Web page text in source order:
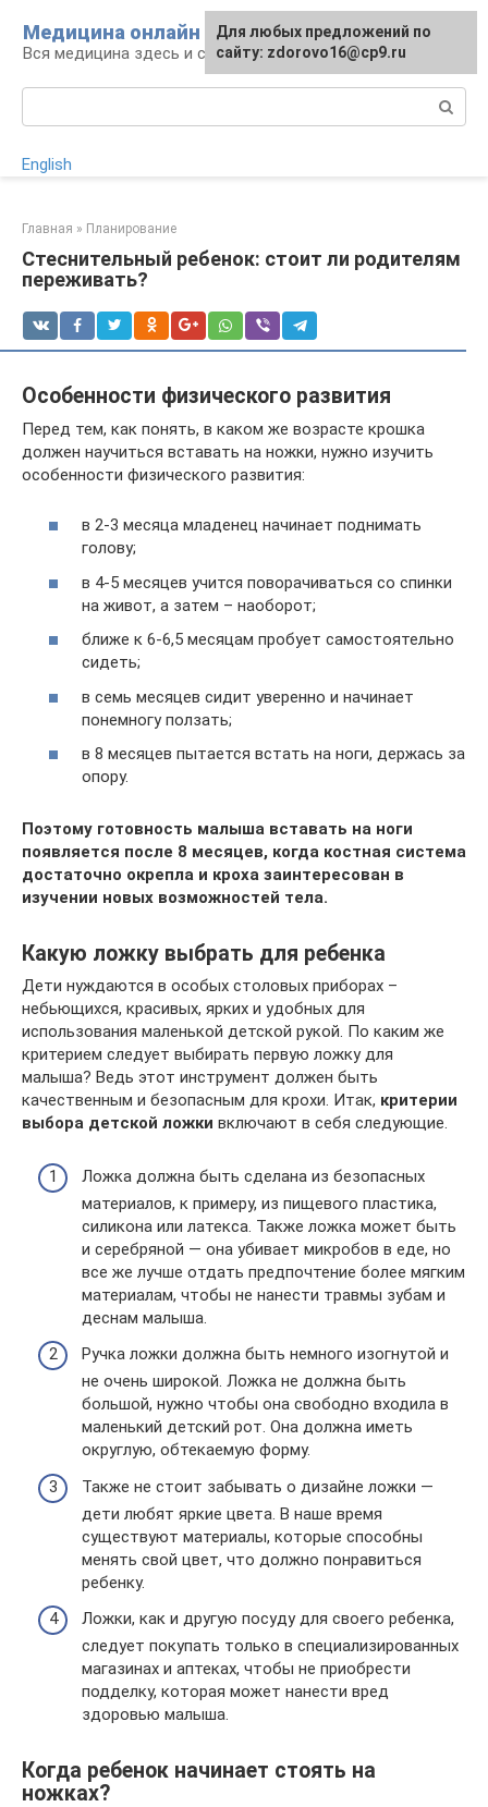
контенту
Медицина онлайн
Вся медицина здесь и сейчас
English
Главная » Планирование
Стеснительный ребенок: стоит ли родителям
переживать?
Особенности физического развития
Перед тем, как понять, в каком же возрасте крошка
должен научиться вставать на ножки, нужно изучить
особенности физического развития:
в 2-3 месяца младенец начинает поднимать
голову;
в 4-5 месяцев учится поворачиваться со спинки
на живот, а затем – наоборот;
ближе к 6-6,5 месяцам пробует самостоятельно
сидеть;
в семь месяцев сидит уверенно и начинает
понемногу ползать;
в 8 месяцев пытается встать на ноги, держась за
опору.
Поэтому готовность малыша вставать на ноги
появляется после 8 месяцев, когда костная система
достаточно окрепла и кроха заинтересован в
изучении новых возможностей тела.
Какую ложку выбрать для ребенка
Дети нуждаются в особых столовых приборах –
небьющихся, красивых, ярких и удобных для
использования маленькой детской рукой. По каким же
критерием следует выбирать первую ложку для
малыша? Ведь этот инструмент должен быть
качественным и безопасным для крохи. Итак, критерии
выбора детской ложки включают в себя следующие.
Ложка должна быть сделана из безопасных
материалов, к примеру, из пищевого пластика,
силикона или латекса. Также ложка может быть
и серебряной — она убивает микробов в еде, но
все же лучше отдать предпочтение более мягким
материалам, чтобы не нанести травмы зубам и
деснам малыша.
Ручка ложки должна быть немного изогнутой и
не очень широкой. Ложка не должна быть
большой, нужно чтобы она свободно входила в
маленький детский рот. Она должна иметь
округлую, обтекаемую форму.
Также не стоит забывать о дизайне ложки —
дети любят яркие цвета. В наше время
существуют материалы, которые способны
менять свой цвет, что должно понравиться
ребенку.
Ложки, как и другую посуду для своего ребенка,
следует покупать только в специализированных
магазинах и аптеках, чтобы не приобрести
подделку, которая может нанести вред
здоровью малыша.
Когда ребенок начинает стоять на
ножках?
Для любых предложений по
сайту: zdorovo16@cp9.ru